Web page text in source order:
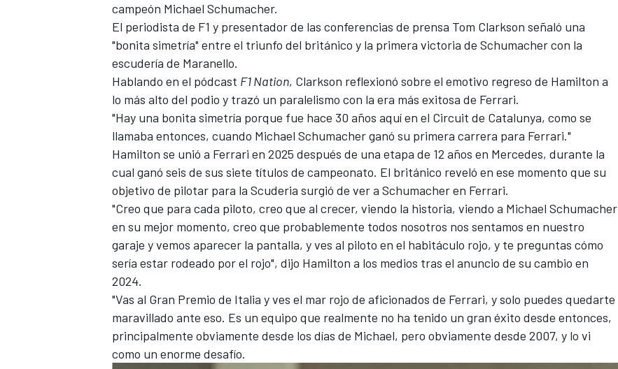
campeón Michael Schumacher.
El periodista de F1 y presentador de las conferencias de prensa Tom Clarkson señaló una
"bonita simetría" entre el triunfo del británico y la primera victoria de Schumacher con la
escudería de Maranello.
Hablando en el pódcast F1 Nation, Clarkson reflexionó sobre el emotivo regreso de Hamilton a
lo más alto del podio y trazó un paralelismo con la era más exitosa de Ferrari.
"Hay una bonita simetría porque fue hace 30 años aquí en el Circuit de Catalunya, como se
llamaba entonces, cuando Michael Schumacher ganó su primera carrera para Ferrari."
Hamilton se unió a Ferrari en 2025 después de una etapa de 12 años en Mercedes, durante la
cual ganó seis de sus siete títulos de campeonato. El británico reveló en ese momento que su
objetivo de pilotar para la Scuderia surgió de ver a Schumacher en Ferrari.
"Creo que para cada piloto, creo que al crecer, viendo la historia, viendo a Michael Schumacher
en su mejor momento, creo que probablemente todos nosotros nos sentamos en nuestro
garaje y vemos aparecer la pantalla, y ves al piloto en el habitáculo rojo, y te preguntas cómo
sería estar rodeado por el rojo", dijo Hamilton a los medios tras el anuncio de su cambio en
2024.
"Vas al Gran Premio de Italia y ves el mar rojo de aficionados de Ferrari, y solo puedes quedarte
maravillado ante eso. Es un equipo que realmente no ha tenido un gran éxito desde entonces,
principalmente obviamente desde los días de Michael, pero obviamente desde 2007, y lo vi
como un enorme desafío.